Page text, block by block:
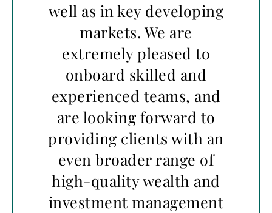
well as in key developing
markets. We are
extremely pleased to
onboard skilled and
experienced teams, and
are looking forward to
providing clients with an
even broader range of
high-quality wealth and
investment management